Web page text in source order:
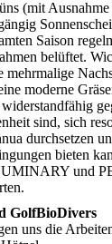
(mit
Saison
belüftet.
mehrmalige
moderne
sind, sich
durchsetzen
bieten
und
GolfBioDivers
uns die